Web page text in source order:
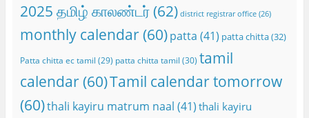
2025 தமிழ் காலண்டர்(62) district registrar office(26)
monthly calendar(60) patta (41) patta chitta(32)
Patta chitta ec tamil (29) patta chitta tamil (30) tamil
calendar(60)Tamil calendar tomorrow
(60)thali kayiru matrum naal (41) thali kayiru